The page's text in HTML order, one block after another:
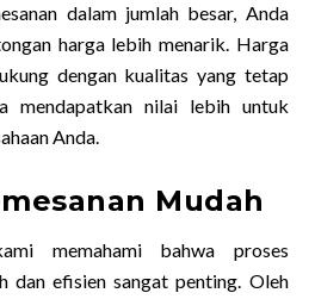
dalam jumlah besar, Anda
harga lebih menarik. Harga
dengan kualitas yang tetap
mendapatkan nilai lebih untuk
Anda.
Mudah
memahami bahwa proses
dan efisien sangat penting. Oleh